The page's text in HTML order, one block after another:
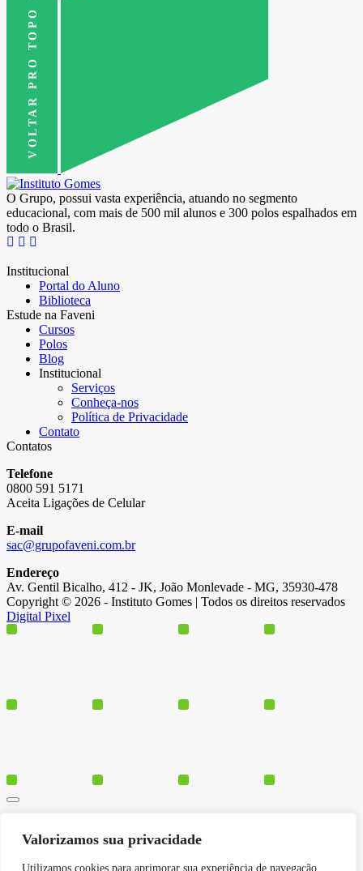
Valorizamos sua privacidade
Utilizamos cookies para aprimorar sua experiência de navegação,
VOLTAR PRO TOPO
O Grupo, possui vasta experiência, atuando no segmento
educacional, com mais de 500 mil alunos e 300 polos espalhados em
todo o Brasil.
Institucional
Portal do Aluno
Biblioteca
Estude na Faveni
Cursos
Polos
Blog
Institucional
Serviços
Conheça-nos
Política de Privacidade
Contato
Contatos
Telefone
0800 591 5171
Aceita Ligações de Celular
E-mail
sac@grupofaveni.com.br
Endereço
Av. Gentil Bicalho, 412 - JK, João Monlevade - MG, 35930-478
Copyright © 2026 - Instituto Gomes | Todos os direitos reservados
Digital Pixel
Polos